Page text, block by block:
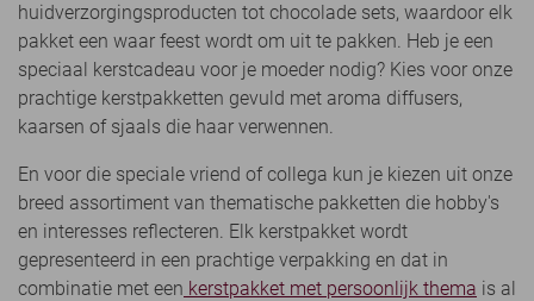
huidverzorgingsproducten tot chocolade sets, waardoor elk
pakket een waar feest wordt om uit te pakken. Heb je een
speciaal kerstcadeau voor je moeder nodig? Kies voor onze
prachtige kerstpakketten gevuld met aroma diffusers,
kaarsen of sjaals die haar verwennen.
En voor die speciale vriend of collega kun je kiezen uit onze
breed assortiment van thematische pakketten die hobby's
en interesses reflecteren. Elk kerstpakket wordt
gepresenteerd in een prachtige verpakking en dat in
combinatie met een kerstpakket met persoonlijk thema is al